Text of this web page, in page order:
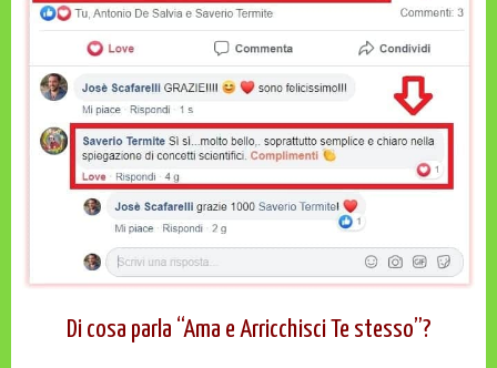
Di cosa parla “Ama e Arricchisci Te stesso”?